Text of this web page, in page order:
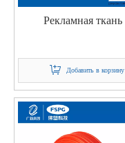
Рекламная ткань
Добавить в корзину